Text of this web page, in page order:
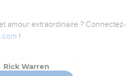
amour extraordinaire ? Connectez-
!
Rick Warren